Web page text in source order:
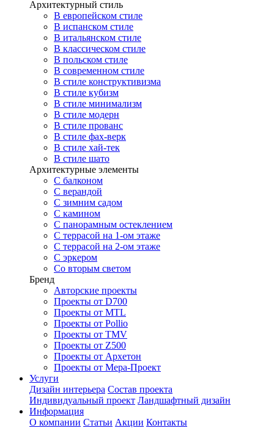
Архитектурный стиль
В европейском стиле
В испанском стиле
В итальянском стиле
В классическом стиле
В польском стиле
В современном стиле
В стиле конструктивизма
В стиле кубизм
В стиле минимализм
В стиле модерн
В стиле прованс
В стиле фах-верк
В стиле хай-тек
В стиле шато
Архитектурные элементы
С балконом
С верандой
С зимним садом
С камином
С панорамным остеклением
С террасой на 1-ом этаже
С террасой на 2-ом этаже
С эркером
Со вторым светом
Бренд
Авторские проекты
Проекты от D700
Проекты от MTL
Проекты от Pollio
Проекты от TMV
Проекты от Z500
Проекты от Архетон
Проекты от Мера-Проект
Услуги
Дизайн интерьера Состав проекта
Индивидуальный проект Ландшафтный дизайн
Информация
О компании Статьи Акции Контакты